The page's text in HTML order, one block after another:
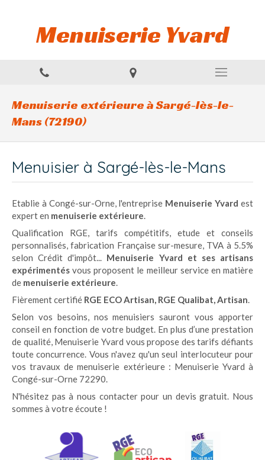
Menuiserie Yvard
Menuiserie extérieure à Sargé-lès-le-
Mans (72190)
Menuisier à Sargé-lès-le-Mans
Etablie à Congé-sur-Orne, l'entreprise Menuiserie Yvard est
expert en menuiserie extérieure.
Qualification RGE, tarifs compétitifs, etude et conseils
personnalisés, fabrication Française sur-mesure, TVA à 5.5%
selon Crédit d'impôt... Menuiserie Yvard et ses artisans
expérimentés vous proposent le meilleur service en matière
de menuiserie extérieure.
Fièrement certifié RGE ECO Artisan, RGE Qualibat, Artisan.
Selon vos besoins, nos menuisiers sauront vous apporter
conseil en fonction de votre budget. En plus d’une prestation
de qualité, Menuiserie Yvard vous propose des tarifs défiants
toute concurrence. Vous n'avez qu'un seul interlocuteur pour
vos travaux de menuiserie extérieure : Menuiserie Yvard à
Congé-sur-Orne 72290.
N'hésitez pas à nous contacter pour un devis gratuit. Nous
sommes à votre écoute !